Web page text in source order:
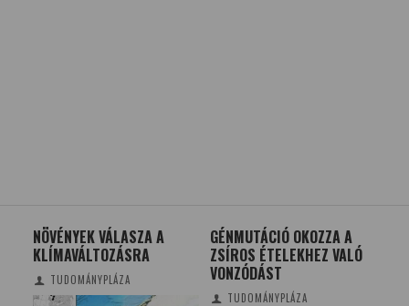
NÖVÉNYEK VÁLASZA A
KLÍMAVÁLTOZÁSRA
TUDOMÁNYPLÁZA
GÉNMUTÁCIÓ OKOZZA A
ZSÍROS ÉTELEKHEZ VALÓ
VONZÓDÁST
TUDOMÁNYPLÁZA